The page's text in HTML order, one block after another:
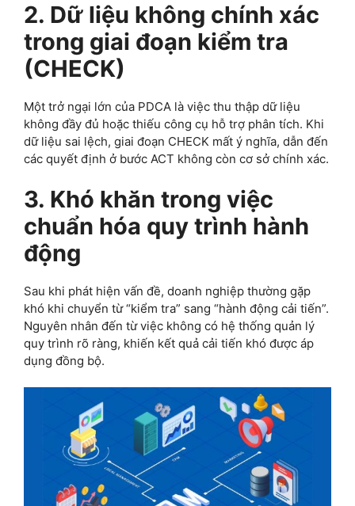
2. Dữ liệu không chính xác
trong giai đoạn kiểm tra
(CHECK)
Một trở ngại lớn của PDCA là việc thu thập dữ liệu
không đầy đủ hoặc thiếu công cụ hỗ trợ phân tích. Khi
dữ liệu sai lệch, giai đoạn CHECK mất ý nghĩa, dẫn đến
các quyết định ở bước ACT không còn cơ sở chính xác.
3. Khó khăn trong việc
chuẩn hóa quy trình hành
động
Sau khi phát hiện vấn đề, doanh nghiệp thường gặp
khó khi chuyển từ “kiểm tra” sang “hành động cải tiến”.
Nguyên nhân đến từ việc không có hệ thống quản lý
quy trình rõ ràng, khiến kết quả cải tiến khó được áp
dụng đồng bộ.